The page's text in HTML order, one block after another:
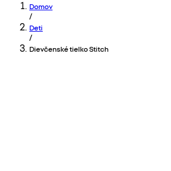
Domov
/
Deti
/
Dievčenské tielko Stitch